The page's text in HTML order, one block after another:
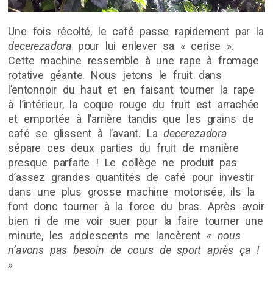
Une fois récolté, le café passe rapidement par la
decerezadora pour lui enlever sa « cerise ».
Cette machine ressemble à une rape à fromage
rotative géante. Nous jetons le fruit dans
l’entonnoir du haut et en faisant tourner la rape
à l’intérieur, la coque rouge du fruit est arrachée
et emportée à l’arrière tandis que les grains de
café se glissent à l’avant. Ladecerezadora
sépare ces deux parties du fruit de manière
presque parfaite ! Le collège ne produit pas
d’assez grandes quantités de café pour investir
dans une plus grosse machine motorisée, ils la
font donc tourner à la force du bras. Après avoir
bien ri de me voir suer pour la faire tourner une
minute, les adolescents me lancèrent « nous
n’avons pas besoin de cours de sport après ça !
»